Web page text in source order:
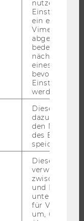
STUDIERENDE
ein
Vimeo-Video
abgespielt
bedeutet,
nächsten
eines Vimeo-
bevorzugten
werden.
Dieser
dazu
den
des
speichern.
Dieses
verwendet,
zwischen
und Bots zu
für Vimeo
um, um